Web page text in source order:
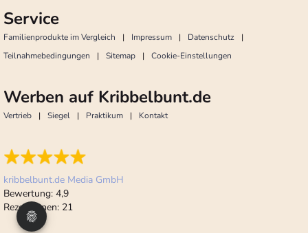
Service
Familienprodukte im Vergleich Impressum
Datenschutz
Teilnahmebedingungen
Sitemap Cookie-Einstellungen
Werben auf Kribbelbunt.de
Vertrieb Siegel Praktikum Kontakt
kribbelbunt.de Media GmbH
Bewertung: 4,9
Rezensionen: 21